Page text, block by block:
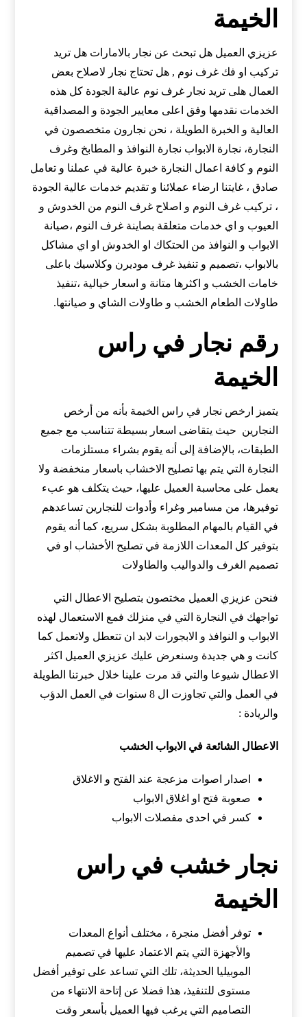
الخيمة
عزيزي العميل هل تبحث عن نجار بالامارات هل تريد
تركيب او فك غرف نوم , هل تحتاج نجار لاصلاح بعض
العمال هلى تريد نجار غرف نوم عالية الجودة كل هذه
الخدمات نقدمها وفق اعلى معايير الجودة و المصداقية
العالية و الخبرة الطويلة ، نحن نجارون متخصصون في
النجارة، نجارة الابواب نجارة النوافذ و المطابخ وغرف
النوم و كافة اعمال النجارة خبرة عالية في عملنا و تعامل
صادق ، غايتنا ارضاء عملائنا و تقديم خدمات عالية الجودة
، تركيب غرف النوم و اصلاح غرف النوم من الخدوش و
العيوب و اي خدمات متعلقة بصاينة غرف النوم ،صيانة
الابواب و النوافذ من الحتكاك او الخدوش او اي مشاكل
بالابواب ،تصميم و تنفيذ غرف موديرن وكلاسيك باعلى
خامات الخشب و اكثرها متانة و اسعار خيالية ،تنفيذ
طاولات الطعام الخشب و طاولات الشاي و صيانتها.
رقم نجار في راس
الخيمة
يتميز ارخص نجار في راس الخيمة بأنه من أرخص
النجارين حيث يتقاضى اسعار بسيطة تتناسب مع جميع
الطبقات، بالإضافة إلى أنه يقوم بشراء مستلزمات
النجارة التي يتم بها تصليح الاخشاب باسعار منخفضة ولا
يعمل على محاسبة العميل عليها، حيث يتكلف هو عبء
توفيرها، من مسامير وغراء وأدوات للنجارين تساعدهم
في القيام بالمهام المطلوبة بشكل سريع، كما أنه يقوم
بتوفير كل المعدات اللازمة في تصليح الأخشاب او في
تصميم الغرف والدواليب والطاولات
فنحن عزيزي العميل مختصون بتصليح الاعطال التي
تواجهك في النجارة التي في منزلك فمع الاستعمال لهذه
الابواب و النوافذ و الابجورات لابد ان تتعطل ولاتعمل كما
كانت و هي جديدة وسنعرض عليك عزيزي العميل اكثر
الاعطال شيوعا والتي قد مرت علينا خلال خبرتنا الطويلة
في العمل والتي تجاوزت ال 8 سنوات في العمل الدؤب
والريادة :
الاعطال الشائعة في الابواب الخشب
اصدار اصوات مزعجة عند الفتح و الاغلاق
صعوبة فتح او اغلاق الابواب
كسر في احدى مفصلات الابواب
نجار خشب في راس
الخيمة
توفر أفضل منجرة ، مختلف أنواع المعدات
والأجهزة التي يتم الاعتماد عليها في تصميم
الموبيليا الحديثة، تلك التي تساعد على توفير أفضل
مستوى للتنفيذ، هذا فضلا عن إتاحة الانتهاء من
التصاميم التي يرغب فيها العميل بأسعر وقت